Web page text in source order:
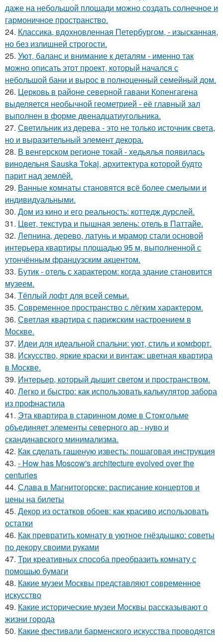
даже на небольшой площади можно создать солнечное и
гармоничное пространство.
24. Классика, вдохновленная Петербургом, - изысканная,
но без излишней строгости.
25. Уют, баланс и внимание к деталям - именно так
можно описать этот проект, который начался с
небольшой бани и вырос в полноценный семейный дом.
26. Церковь в районе северной гавани Копенгагена
выделяется необычной геометрией - её главный зал
выполнен в форме двенадцатиугольника.
27. Светильник из дерева - это не только источник света,
но и выразительный элемент декора.
28. В венгерском регионе токай - хедьялья появилась
винодельня Sauska Tokaj, архитектура которой будто
парит над землёй.
29. Ванные комнаты становятся всё более смелыми и
индивидуальными.
30. Дом из кино и его реальность: коттедж дурслей.
31. Цвет, текстура и пышная зелень: отель в Паттайе.
32. Лепнина, дерево, латунь и мрамор стали основой
интерьера квартиры площадью 95 м, выполненной с
утончённым французским акцентом.
33. Бутик - отель с характером: когда здание становится
музеем.
34. Тёплый лофт для всей семьи.
35. Современное пространство с лёгким характером.
36. Светлая квартира с парижским настроением в
Москве.
37. Идеи для идеальной спальни: уют, стиль и комфорт.
38. Искусство, яркие краски и винтаж: цветная квартира
в Москве.
39. Интерьер, который дышит светом и пространством.
40. Легко и быстро: как использовать калькулятор забора
из профнастила
41. Эта квартира в старинном доме в Стокгольме
объединяет элементы северного ар - нуво и
скандинавского минимализма.
42. Как сделать гашеную известь: пошаговая инструкция
43. - How has Moscow's architecture evolved over the
centuries
44. Слава в Магнитогорске: расписание концертов и
цены на билеты
45. Декор из остатков обоев: как красиво использовать
остатки
46. Как превратить комнату в уютное гнёздышко: советы
по декору своими руками
47. Три креативных способа преобразить комнату с
помощью бумаги
48. Какие музеи Москвы представляют современное
искусство
49. Какие исторические музеи Москвы рассказывают о
жизни города
50. Какие фестивали барменского искусства проводятся